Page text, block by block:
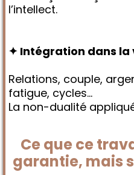
l’intellect.
✦ Intégration dans la
Relations, couple,
fatigue, cycles…
La non-dualité
Ce que ce
garantie, mais